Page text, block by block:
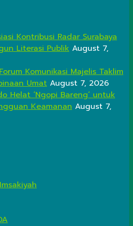
Kontribusi Radar Surabaya
Literasi Publik August 7,
Komunikasi Majelis Taklim
Umat August 7, 2026
Helat ‘Ngopi Bareng’ untuk
Keamanan August 7,